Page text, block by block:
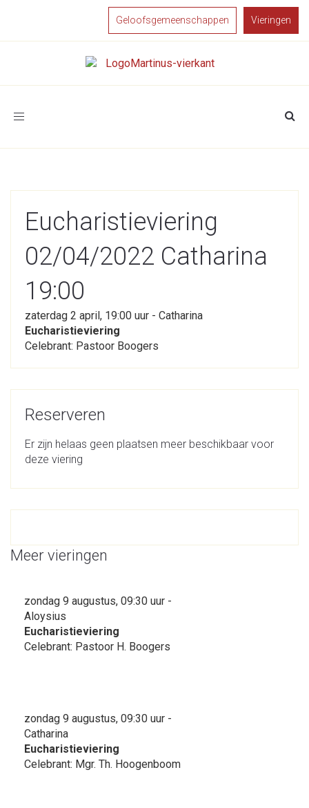
Geloofsgemeenschappen Vieringen
Toggle
Eucharistieviering
02/04/2022 Catharina
19:00
zaterdag 2 april, 19:00 uur - Catharina
Eucharistieviering
Celebrant: Pastoor Boogers
Reserveren
Er zijn helaas geen plaatsen meer beschikbaar voor
deze viering
Meer vieringen
zondag 9 augustus, 09:30 uur -
Aloysius
Eucharistieviering
Celebrant: Pastoor H. Boogers
zondag 9 augustus, 09:30 uur -
Catharina
Eucharistieviering
Celebrant: Mgr. Th. Hoogenboom